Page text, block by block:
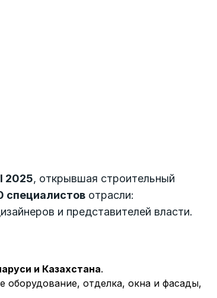
2025, открывшая строительный
специалистовотрасли:
и представителей власти.
и Казахстана.
оборудование, отделка, окна и фасады,